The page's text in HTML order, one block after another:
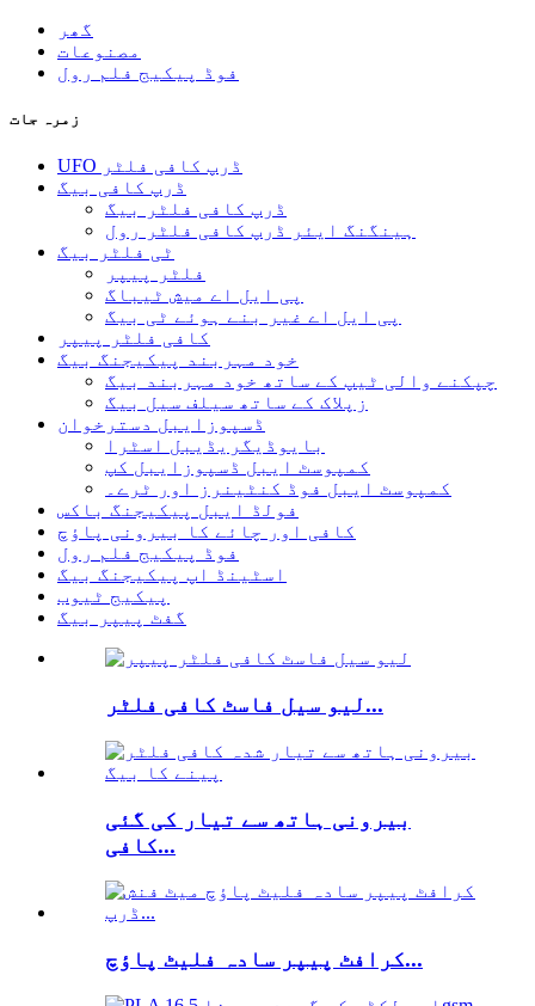
گھر
مصنوعات
فوڈ پیکیج فلم رول
زمرہ جات
UFO ڈرپ کافی فلٹر
ڈرپ کافی بیگ
ڈرپ کافی فلٹر بیگ
ہینگنگ ایئر ڈرپ کافی فلٹر رول
ٹی فلٹر بیگ
فلٹر پیپر
پی ایل اے میش ٹیباگ
پی ایل اے غیر بنے ہوئے ٹی بیگ
کافی فلٹر پیپر
خود مہربند پیکیجنگ بیگ
چپکنے والی ٹیپ کے ساتھ خود مہربند بیگ
زپلاک کے ساتھ سیلف سیل بیگ
ڈسپوزایبل دسترخوان
بایوڈیگریڈیبل اسٹرا
کمپوسٹ ایبل ڈسپوزایبل کپ
کمپوسٹ ایبل فوڈ کنٹینرز اور ٹرے۔
فولڈ ایبل پیکیجنگ باکس
کافی اور چائے کا بیرونی پاؤچ
فوڈ پیکیج فلم رول
اسٹینڈ اپ پیکیجنگ بیگ
پیکیج ٹیوب
گفٹ پیپر بیگ
لیو سیل فاسٹ کافی فلٹر...
بیرونی ہاتھ سے تیار کی گئی
کافی...
کرافٹ پیپر سادہ فلیٹ پاؤچ...